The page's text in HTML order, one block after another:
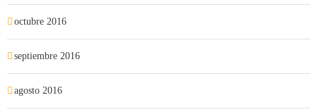
octubre 2016
septiembre 2016
agosto 2016